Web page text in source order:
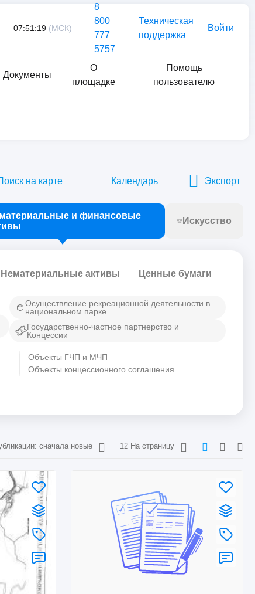
07:51:19 (МСК)
8
800
777
5757
Техническая
поддержка
Войти
Документы
О
площадке
Помощь
пользователю
на карте Календарь Экспорт
и финансовые
Искусство
Нематериальные активы Ценные бумаги
Осуществление рекреационной деятельности в
национальном парке
Государственно-частное партнерство и
Концессии
Объекты ГЧП и МЧП
Объекты концессионного соглашения
сначала новые 12 На страницу